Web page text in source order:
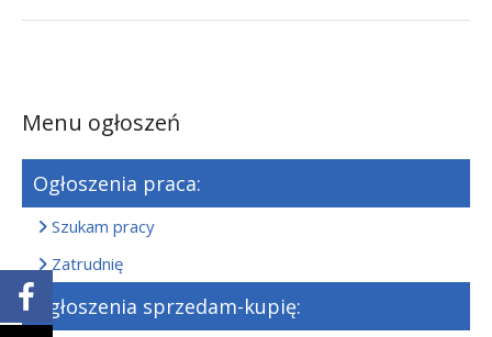
Menu ogłoszeń
Ogłoszenia praca:
Szukam pracy
Zatrudnię
Ogłoszenia sprzedam-kupię: